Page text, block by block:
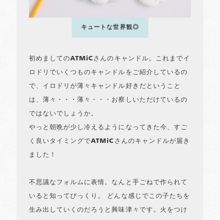
キュートな世界観◎
初めましてのATMiCさんのキャンドル。これまでイ
ロドリでいくつものキャンドルをご紹介しているの
で、イロドリが薄々キャンドル好きだということ
は、薄々・・・薄々・・・お察しいただけているの
ではないでしょうか。
やっと朝晩が少し冷えるようになってきた今、すご
く良いタイミングでATMiCさんのキャンドルが届き
ました！
不思議なフォルムに表情。なんと手ごねで作られて
いると知ってびっくり。 どんな感じでこの子たちを
生み出していくのだろうと興味津々です。火をつけ